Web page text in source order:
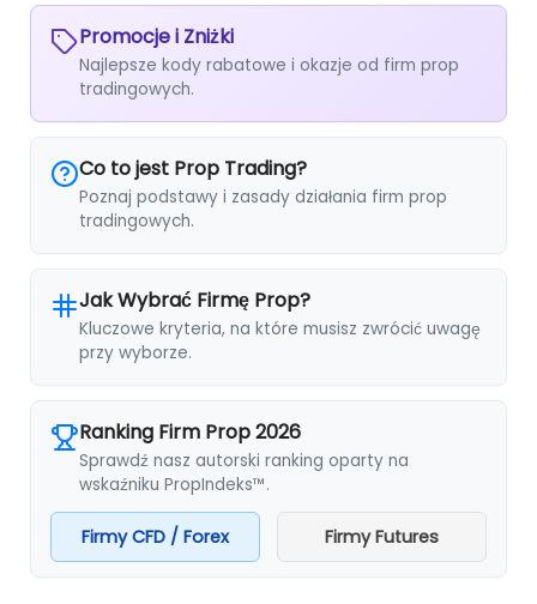
Promocje i Zniżki
Najlepsze kody rabatowe i okazje od firm prop
tradingowych.
Co to jest Prop Trading?
Poznaj podstawy i zasady działania firm prop
tradingowych.
Jak Wybrać Firmę Prop?
Kluczowe kryteria, na które musisz zwrócić uwagę
przy wyborze.
Ranking Firm Prop 2026
Sprawdź nasz autorski ranking oparty na
wskaźniku PropIndeks™.
Firmy CFD / Forex Firmy Futures